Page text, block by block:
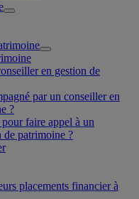
en gestion de
par un conseiller en
?
faire appel à un
de patrimoine ?
placements financier à